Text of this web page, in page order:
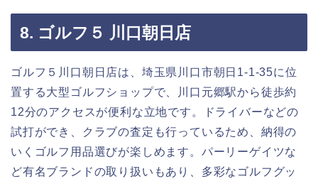
8. ゴルフ５ 川口朝日店
ゴルフ５川口朝日店は、埼玉県川口市朝日1-1-35に位
置する大型ゴルフショップで、川口元郷駅から徒歩約
12分のアクセスが便利な立地です。ドライバーなどの
試打ができ、クラブの査定も行っているため、納得の
いくゴルフ用品選びが楽しめます。パーリーゲイツな
ど有名ブランドの取り扱いもあり、多彩なゴルフグッ